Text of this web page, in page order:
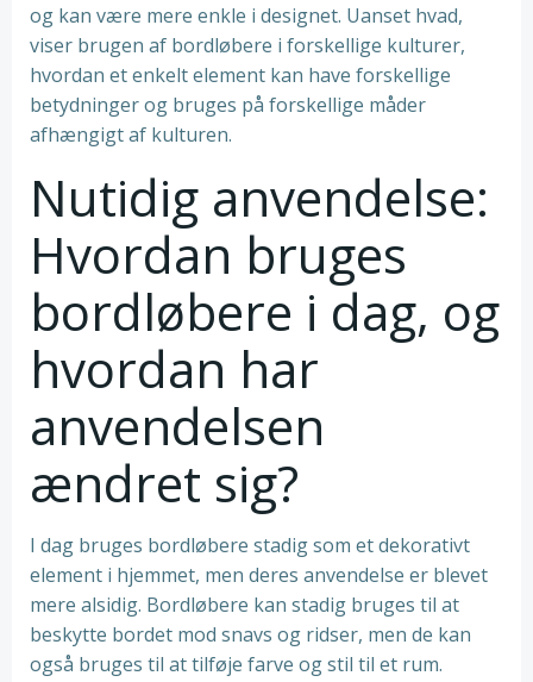
og kan være mere enkle i designet. Uanset hvad,
viser brugen af bordløbere i forskellige kulturer,
hvordan et enkelt element kan have forskellige
betydninger og bruges på forskellige måder
afhængigt af kulturen.
Nutidig anvendelse:
Hvordan bruges
bordløbere i dag, og
hvordan har
anvendelsen
ændret sig?
I dag bruges bordløbere stadig som et dekorativt
element i hjemmet, men deres anvendelse er blevet
mere alsidig. Bordløbere kan stadig bruges til at
beskytte bordet mod snavs og ridser, men de kan
også bruges til at tilføje farve og stil til et rum.